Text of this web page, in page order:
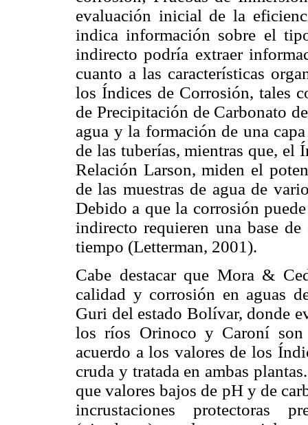
evaluación inicial de la
indica información sobre el
indirecto podría extraer
cuanto a las características
los Índices de Corrosión, tales
de Precipitación de Carbonato
agua y la formación de una
de las tuberías, mientras que,
Relación Larson, miden el
de las muestras de agua de
Debido a que la corrosión
indirecto requieren una base
tiempo (Letterman, 2001).
Cabe destacar que Mora &
calidad y corrosión en aguas
Guri del estado Bolívar, donde
los ríos Orinoco y Caroní son
acuerdo a los valores de los
cruda y tratada en ambas
que valores bajos de pH y de
incrustaciones protectoras